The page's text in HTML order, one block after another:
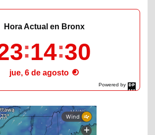
Powered by
DaysPedia.com
Hora Actual en Bronx
14 31
jue, 6 de agosto